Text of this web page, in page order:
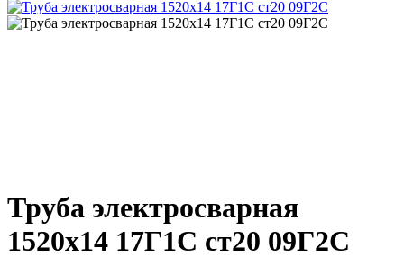
Труба электросварная
1520х14 17Г1С ст20 09Г2С